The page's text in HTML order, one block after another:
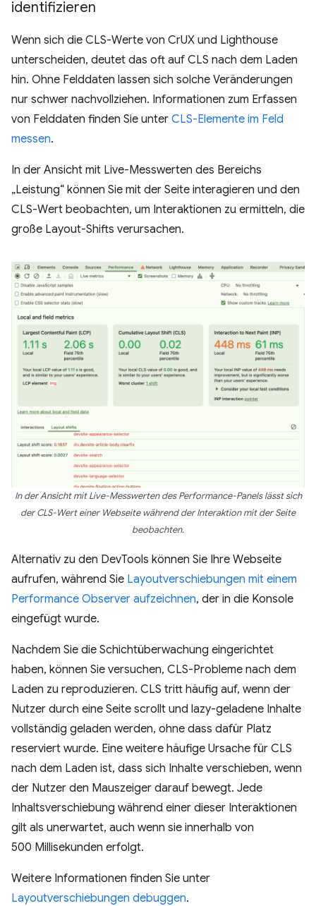
identifizieren
Wenn sich die CLS-Werte von CrUX und Lighthouse
unterscheiden, deutet das oft auf CLS nach dem Laden
hin. Ohne Felddaten lassen sich solche Veränderungen
nur schwer nachvollziehen. Informationen zum Erfassen
von Felddaten finden Sie unter CLS-Elemente im Feld
messen.
In der Ansicht mit Live-Messwerten des Bereichs
„Leistung“ können Sie mit der Seite interagieren und den
CLS-Wert beobachten, um Interaktionen zu ermitteln, die
große Layout-Shifts verursachen.
In der Ansicht mit Live-Messwerten des Performance-Panels lässt sich
der CLS-Wert einer Webseite während der Interaktion mit der Seite
beobachten.
Alternativ zu den DevTools können Sie Ihre Webseite
aufrufen, während Sie Layoutverschiebungen mit einem
Performance Observer aufzeichnen, der in die Konsole
eingefügt wurde.
Nachdem Sie die Schichtüberwachung eingerichtet
haben, können Sie versuchen, CLS-Probleme nach dem
Laden zu reproduzieren. CLS tritt häufig auf, wenn der
Nutzer durch eine Seite scrollt und lazy-geladene Inhalte
vollständig geladen werden, ohne dass dafür Platz
reserviert wurde. Eine weitere häufige Ursache für CLS
nach dem Laden ist, dass sich Inhalte verschieben, wenn
der Nutzer den Mauszeiger darauf bewegt. Jede
Inhaltsverschiebung während einer dieser Interaktionen
gilt als unerwartet, auch wenn sie innerhalb von
500 Millisekunden erfolgt.
Weitere Informationen finden Sie unter
Layoutverschiebungen debuggen.